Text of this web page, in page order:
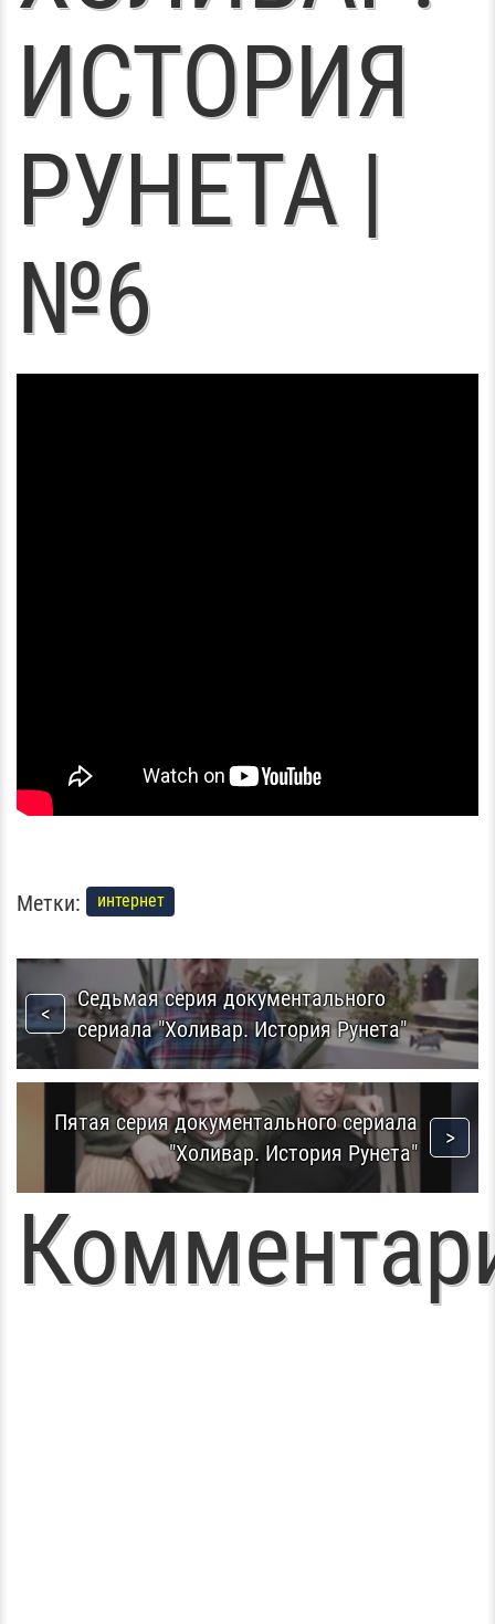
ИСТОРИЯ
РУНЕТА |
№6
Метки: интернет
Седьмая серия документального
сериала "Холивар. История Рунета"
Пятая серия документального сериала
"Холивар. История Рунета"